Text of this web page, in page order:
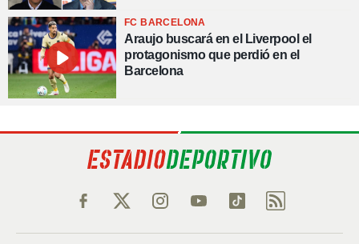
FC BARCELONA
Araujo buscará en el Liverpool el
protagonismo que perdió en el
Barcelona